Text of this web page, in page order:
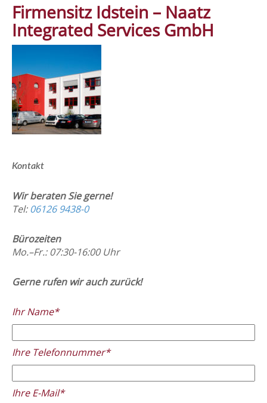
Firmensitz Idstein – Naatz
Integrated Services GmbH
Kontakt
Wir beraten Sie gerne!
Tel:06126 9438-0
Bürozeiten
Mo.–Fr.: 07:30-16:00 Uhr
Gerne rufen wir auch zurück!
Ihr Name*
Ihre Telefonnummer*
Ihre E-Mail*